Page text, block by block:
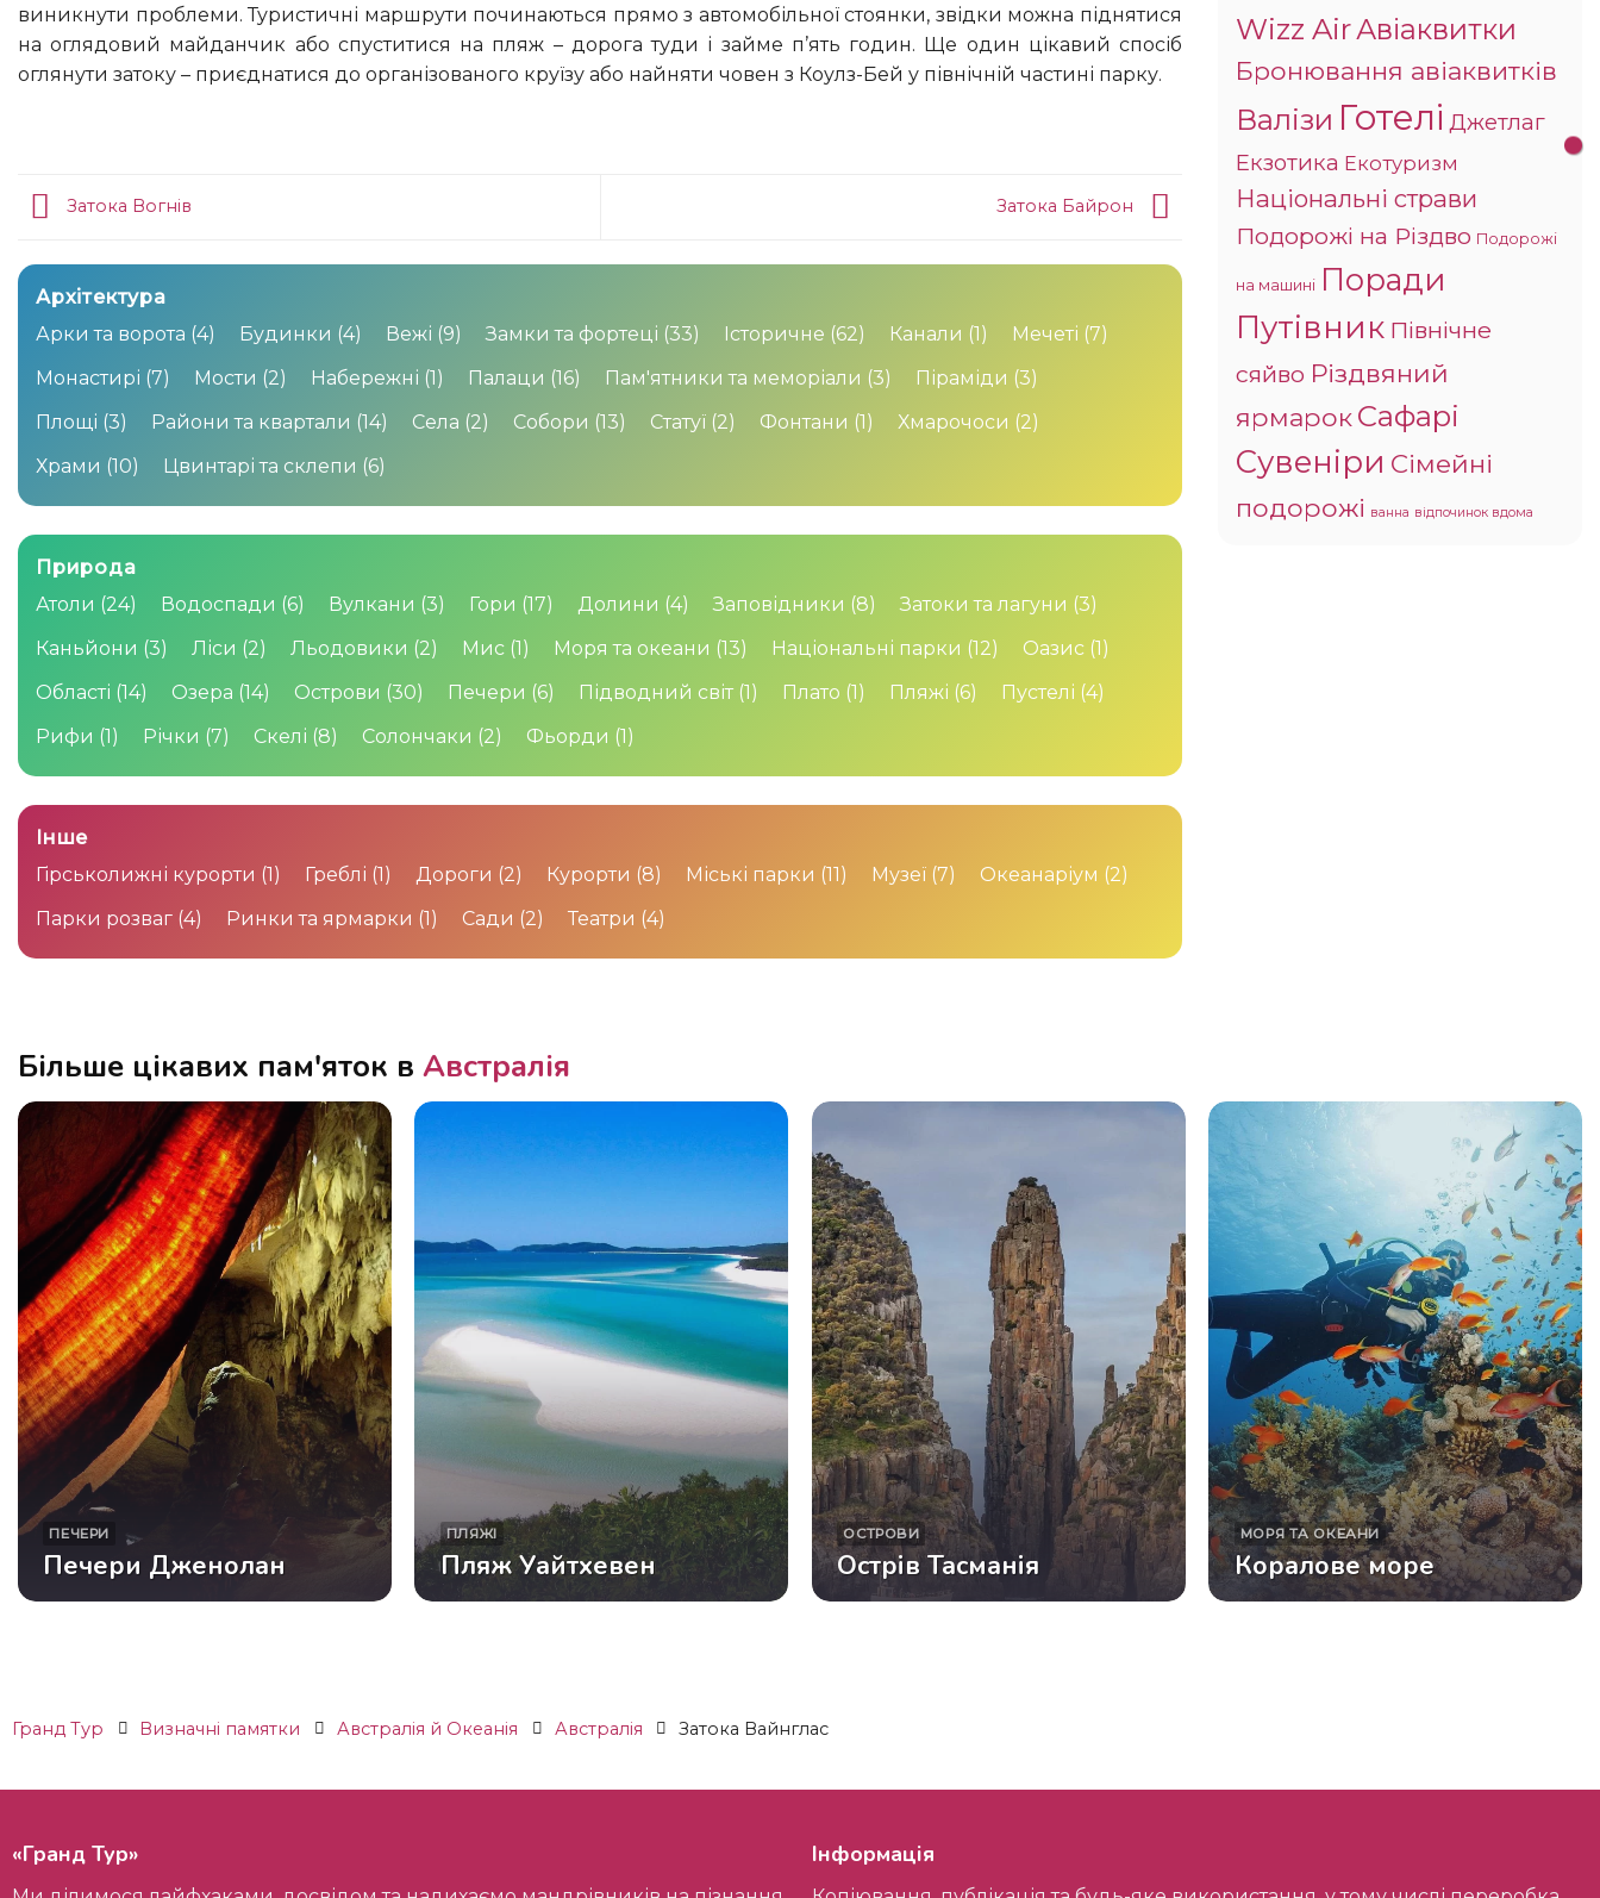
виникнути проблеми. Туристичні маршрути починаються прямо з автомобільної стоянки, звідки можна піднятися
на оглядовий майданчик або спуститися на пляж – дорога туди і займе п’ять годин. Ще один цікавий спосіб
оглянути затоку – приєднатися до організованого круїзу або найняти човен з Коулз-Бей у північній частині парку.
Затока Вогнів Затока Байрон
Архітектура
Арки та ворота (4) Будинки (4) Вежі (9) Замки та фортеці (33) Історичне (62) Канали (1) Мечеті (7)
Монастирі (7) Мости (2) Набережні (1) Палаци (16) Пам'ятники та меморіали (3) Піраміди (3)
Площі (3) Райони та квартали (14) Села (2) Собори (13) Статуї (2) Фонтани (1) Хмарочоси (2)
Храми (10) Цвинтарі та склепи (6)
Природа
Атоли (24) Водоспади (6) Вулкани (3) Гори (17) Долини (4) Заповідники (8) Затоки та лагуни (3)
Каньйони (3) Ліси (2) Льодовики (2) Мис (1) Моря та океани (13) Національні парки (12) Оазис (1)
Області (14) Озера (14) Острови (30) Печери (6) Підводний світ (1) Плато (1) Пляжі (6) Пустелі (4)
Рифи (1) Річки (7) Скелі (8) Солончаки (2) Фьорди (1)
Інше
Гірськолижні курорти (1) Греблі (1) Дороги (2) Курорти (8) Міські парки (11) Музеї (7) Океанаріум (2)
Парки розваг (4) Ринки та ярмарки (1) Сади (2) Театри (4)
Wizz AirАвіаквитки
Бронювання авіаквитків
Валізи Готелі Джетлаг
Екзотика Екотуризм
Національні страви
Подорожі на Різдво Подорожі
на машині Поради
Путівник Північне
сяйво Різдвяний
ярмарокСафарі
Сувеніри Сімейні
подорожі ванна відпочинок вдома
Більше цікавих пам'яток в Австралія
ПЕЧЕРИ
Печери Дженолан
ПЛЯЖІ
Пляж Уайтхевен
ОСТРОВИ
Острів Тасманія
МОРЯ ТА ОКЕАНИ
Коралове море
Гранд Тур Визначні памятки Австралія й Океанія Австралія Затока Вайнглас
«Гранд Тур» Інформація